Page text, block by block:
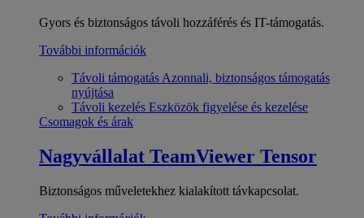
Gyors és biztonságos távoli hozzáférés és IT-támogatás.
További információk
Távoli támogatás Azonnali, biztonságos támogatás
nyújtása
Távoli kezelés Eszközök figyelése és kezelése
Csomagok és árak
Nagyvállalat TeamViewer Tensor
Biztonságos műveletekhez kialakított távkapcsolat.